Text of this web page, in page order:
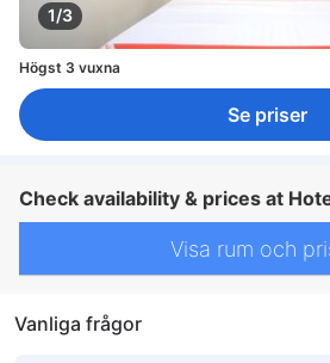
1/3
Högst 3 vuxna
Se priser
Check availability & prices at
Visa rum och
Vanliga frågor